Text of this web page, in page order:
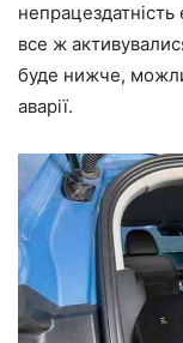
все ж
буде нижче,
аварії.